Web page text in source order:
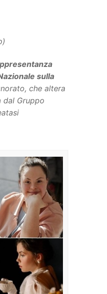
sulla
che altera
dal Gruppo